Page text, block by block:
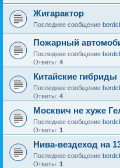
Жигарактор
Последнее сообщение
Пожарный
Последнее сообщение
Ответы: 4
Китайские гибриды
Последнее сообщение
Ответы: 4
Москвич не хуже
Последнее сообщение
Ответы: 1
Нива-вездеход на
Последнее сообщение
Ответы: 1